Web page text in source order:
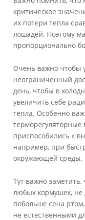
критическое
их потери тепла
лошадей. Поэтому
пропорционально
Очень важно чтобы
неограниченный
день, чтобы в
увеличить себе
тепла. Особенно
приспособились к
например, при
окружающей среды.
Тут важно
любых кормушек,
побольше сена ртом,
не естественными